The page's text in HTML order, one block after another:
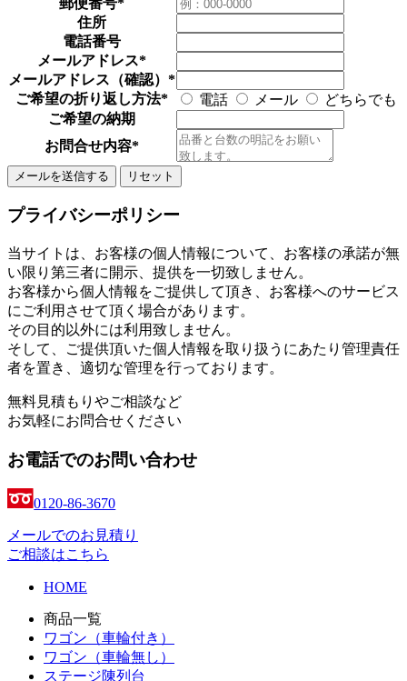
住所
電話番号
メールアドレス*
メールアドレス（確認） *
ご希望の折り返し方法* 電話 メール
どちらでも
ご希望の納期
お問合せ内容*
プライバシーポリシー
当サイトは、お客様の個人情報について、お客様の承諾が無
い限り第三者に開示、提供を一切致しません。
お客様から個人情報をご提供して頂き、お客様へのサービス
にご利用させて頂く場合があります。
その目的以外には利用致しません。
そして、ご提供頂いた個人情報を取り扱うにあたり管理責任
者を置き、適切な管理を行っております。
無料見積もりやご相談など
お気軽にお問合せください
お電話でのお問い合わせ
0120-86-3670
メールでのお見積り
ご相談はこちら
HOME
商品一覧
ワゴン（車輪付き）
ワゴン（車輪無し）
ステージ陳列台